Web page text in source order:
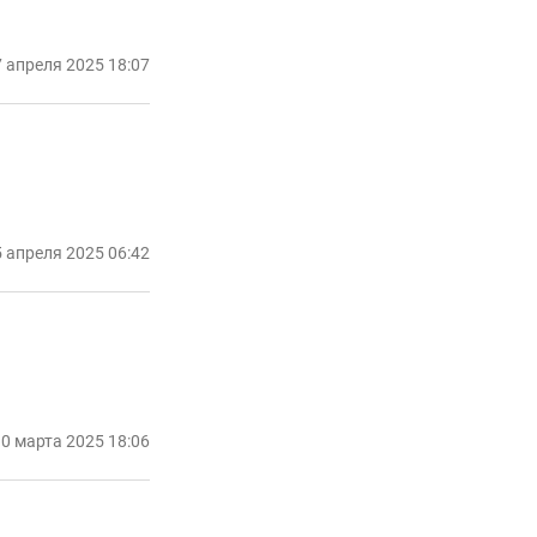
апреля 2025 18:07
апреля 2025 06:42
марта 2025 18:06